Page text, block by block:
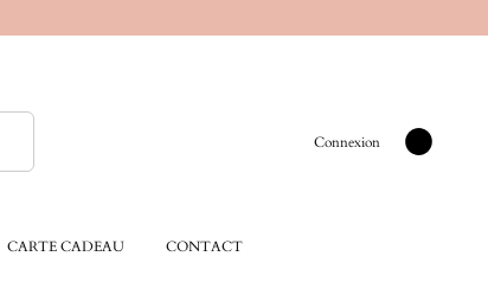
Connexion
CARTE CADEAU CONTACT